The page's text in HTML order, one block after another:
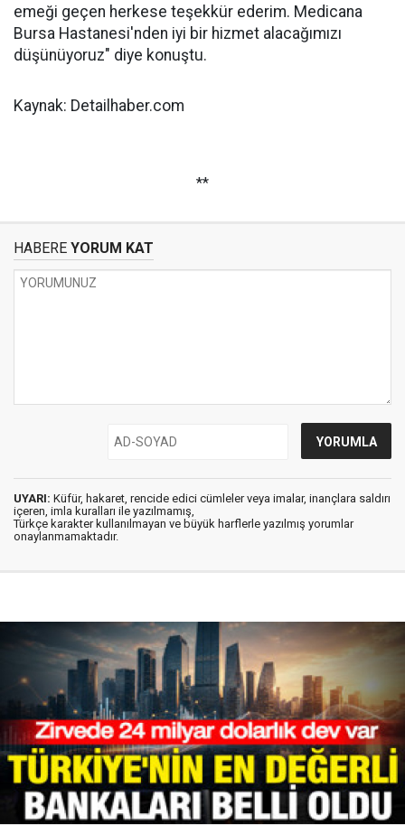
emeği geçen herkese teşekkür ederim. Medicana
Bursa Hastanesi'nden iyi bir hizmet alacağımızı
düşünüyoruz" diye konuştu.
Kaynak: Detailhaber.com
**
HABERE YORUM KAT
UYARI: Küfür, hakaret, rencide edici cümleler veya imalar, inançlara saldırı
içeren, imla kuralları ile yazılmamış,
Türkçe karakter kullanılmayan ve büyük harflerle yazılmış yorumlar
onaylanmamaktadır.